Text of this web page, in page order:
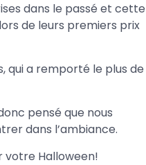
dans le passé et cette
de leurs premiers prix
qui a remporté le plus de
pensé que nous
dans l’ambiance.
votre Halloween!